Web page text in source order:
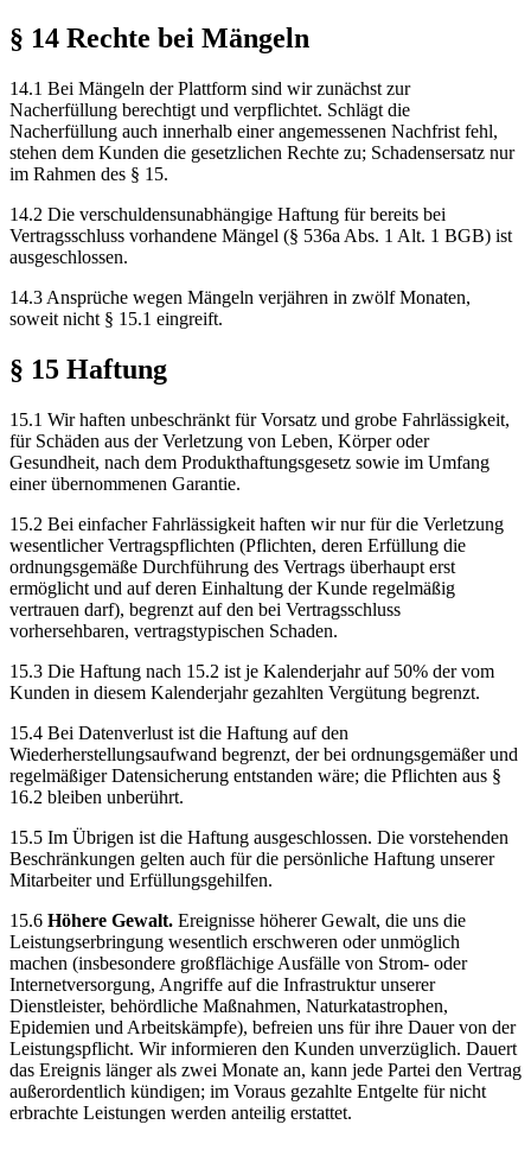
§ 14 Rechte bei Mängeln
14.1 Bei Mängeln der Plattform sind wir zunächst zur
Nacherfüllung berechtigt und verpflichtet. Schlägt die
Nacherfüllung auch innerhalb einer angemessenen Nachfrist fehl,
stehen dem Kunden die gesetzlichen Rechte zu; Schadensersatz nur
im Rahmen des § 15.
14.2 Die verschuldensunabhängige Haftung für bereits bei
Vertragsschluss vorhandene Mängel (§ 536a Abs. 1 Alt. 1 BGB) ist
ausgeschlossen.
14.3 Ansprüche wegen Mängeln verjähren in zwölf Monaten,
soweit nicht § 15.1 eingreift.
§ 15 Haftung
15.1 Wir haften unbeschränkt für Vorsatz und grobe Fahrlässigkeit,
für Schäden aus der Verletzung von Leben, Körper oder
Gesundheit, nach dem Produkthaftungsgesetz sowie im Umfang
einer übernommenen Garantie.
15.2 Bei einfacher Fahrlässigkeit haften wir nur für die Verletzung
wesentlicher Vertragspflichten (Pflichten, deren Erfüllung die
ordnungsgemäße Durchführung des Vertrags überhaupt erst
ermöglicht und auf deren Einhaltung der Kunde regelmäßig
vertrauen darf), begrenzt auf den bei Vertragsschluss
vorhersehbaren, vertragstypischen Schaden.
15.3 Die Haftung nach 15.2 ist je Kalenderjahr auf 50% der vom
Kunden in diesem Kalenderjahr gezahlten Vergütung begrenzt.
15.4 Bei Datenverlust ist die Haftung auf den
Wiederherstellungsaufwand begrenzt, der bei ordnungsgemäßer und
regelmäßiger Datensicherung entstanden wäre; die Pflichten aus §
16.2 bleiben unberührt.
15.5 Im Übrigen ist die Haftung ausgeschlossen. Die vorstehenden
Beschränkungen gelten auch für die persönliche Haftung unserer
Mitarbeiter und Erfüllungsgehilfen.
15.6 Höhere Gewalt. Ereignisse höherer Gewalt, die uns die
Leistungserbringung wesentlich erschweren oder unmöglich
machen (insbesondere großflächige Ausfälle von Strom- oder
Internetversorgung, Angriffe auf die Infrastruktur unserer
Dienstleister, behördliche Maßnahmen, Naturkatastrophen,
Epidemien und Arbeitskämpfe), befreien uns für ihre Dauer von der
Leistungspflicht. Wir informieren den Kunden unverzüglich. Dauert
das Ereignis länger als zwei Monate an, kann jede Partei den Vertrag
außerordentlich kündigen; im Voraus gezahlte Entgelte für nicht
erbrachte Leistungen werden anteilig erstattet.